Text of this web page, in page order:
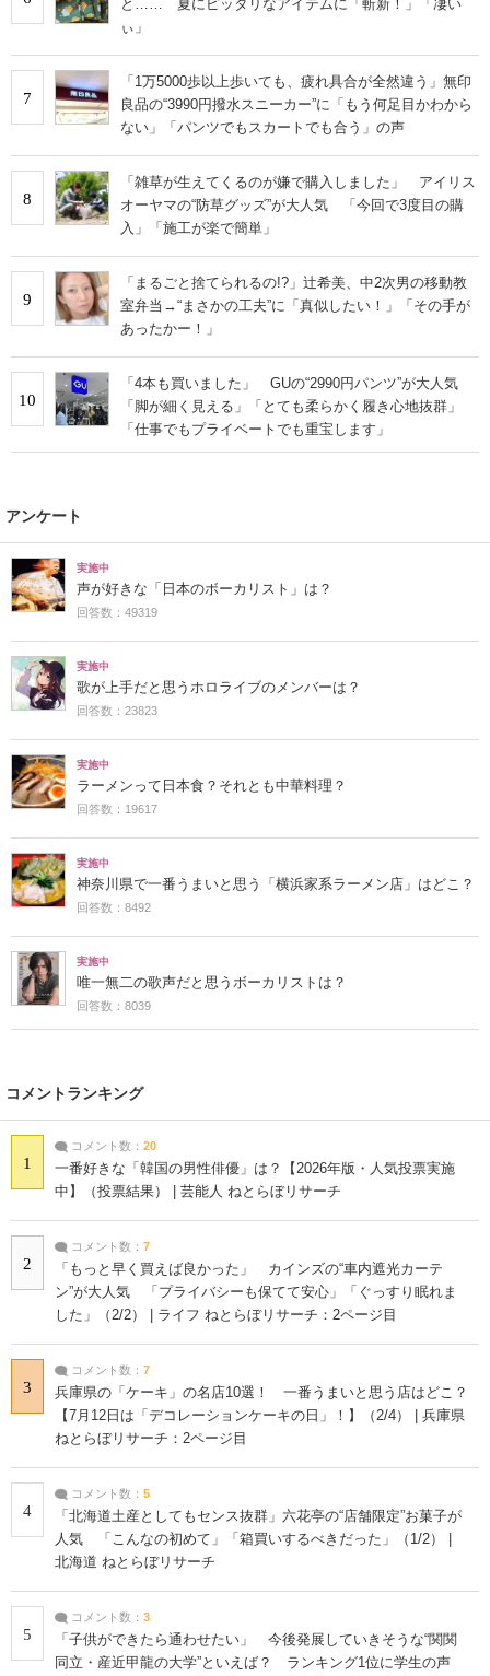
と…… 夏にピッタリなアイテムに「斬新！」「凄い
ぃ」
7
「1万5000歩以上歩いても、疲れ具合が全然違う」無印
良品の“3990円撥水スニーカー”に「もう何足目かわから
ない」「パンツでもスカートでも合う」の声
8
「雑草が生えてくるのが嫌で購入しました」 アイリス
オーヤマの“防草グッズ”が大人気 「今回で3度目の購
入」「施工が楽で簡単」
9
「まるごと捨てられるの!?」辻希美、中2次男の移動教
室弁当→“まさかの工夫”に「真似したい！」「その手が
あったかー！」
10
「4本も買いました」 GUの“2990円パンツ”が大人気
「脚が細く見える」「とても柔らかく履き心地抜群」
「仕事でもプライベートでも重宝します」
アンケート
実施中
声が好きな「日本のボーカリスト」は？
回答数：49319
実施中
歌が上手だと思うホロライブのメンバーは？
回答数：23823
実施中
ラーメンって日本食？それとも中華料理？
回答数：19617
実施中
神奈川県で一番うまいと思う「横浜家系ラーメン店」はどこ？
回答数：8492
実施中
唯一無二の歌声だと思うボーカリストは？
回答数：8039
コメントランキング
1
コメント数： 20
一番好きな「韓国の男性俳優」は？【2026年版・人気投票実施
中】（投票結果） | 芸能人 ねとらぼリサーチ
2
コメント数： 7
「もっと早く買えば良かった」 カインズの“車内遮光カーテ
ン”が大人気 「プライバシーも保てて安心」「ぐっすり眠れま
した」（2/2） | ライフ ねとらぼリサーチ：2ページ目
3
コメント数： 7
兵庫県の「ケーキ」の名店10選！ 一番うまいと思う店はどこ？
【7月12日は「デコレーションケーキの日」！】（2/4） | 兵庫県
ねとらぼリサーチ：2ページ目
4
コメント数： 5
「北海道土産としてもセンス抜群」六花亭の“店舗限定”お菓子が
人気 「こんなの初めて」「箱買いするべきだった」（1/2） |
北海道 ねとらぼリサーチ
5
コメント数： 3
「子供ができたら通わせたい」 今後発展していきそうな“関関
同立・産近甲龍の大学”といえば？ ランキング1位に学生の声